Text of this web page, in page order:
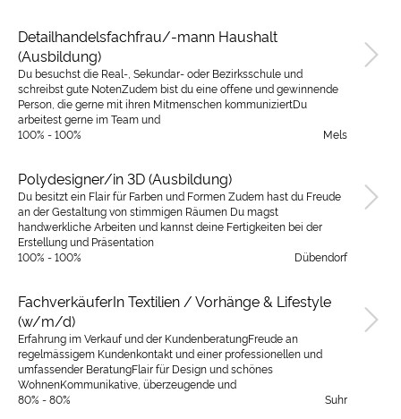
Detailhandelsfachfrau/-mann Haushalt
(Ausbildung)
Du besuchst die Real-, Sekundar- oder Bezirksschule und
schreibst gute NotenZudem bist du eine offene und gewinnende
Person, die gerne mit ihren Mitmenschen kommuniziertDu
arbeitest gerne im Team und
100% - 100%
Mels
Polydesigner/in 3D (Ausbildung)
Du besitzt ein Flair für Farben und Formen Zudem hast du Freude
an der Gestaltung von stimmigen Räumen Du magst
handwerkliche Arbeiten und kannst deine Fertigkeiten bei der
Erstellung und Präsentation
100% - 100%
Dübendorf
FachverkäuferIn Textilien / Vorhänge & Lifestyle
(w/m/d)
Erfahrung im Verkauf und der KundenberatungFreude an
regelmässigem Kundenkontakt und einer professionellen und
umfassender BeratungFlair für Design und schönes
WohnenKommunikative, überzeugende und
80% - 80%
Suhr